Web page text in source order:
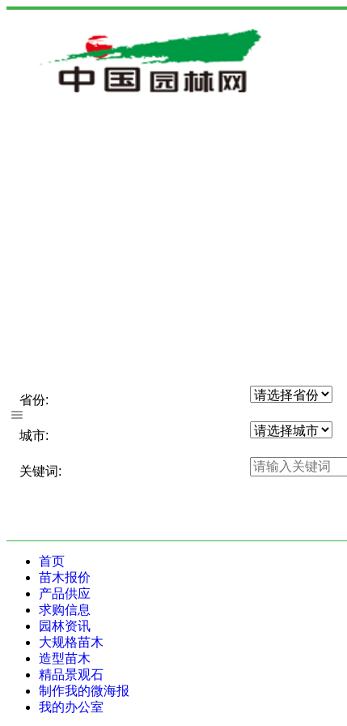
省份:
城市:
关键词:
首页
苗木报价
产品供应
求购信息
园林资讯
大规格苗木
造型苗木
精品景观石
制作我的微海报
我的办公室